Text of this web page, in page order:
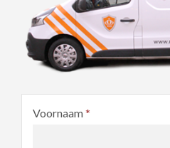
Voornaam*